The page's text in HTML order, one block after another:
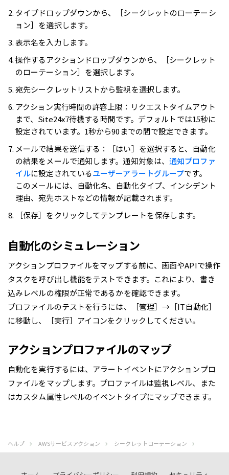
タイプドロップダウンから、［シークレットのローテーシ
ョン］を選択します。
表示名を入力します。
操作するアクションドロップダウンから、［シークレット
のローテーション］を選択します。
宛先シークレットリストから監視を選択します。
アクション実行時間の許容上限：リクエストタイムアウト
まで、Site24x7待機する時間です。デフォルトでは15秒に
設定されています。1秒から90までの間で設定できます。
メールで結果を送信する：［はい］を選択すると、自動化
の結果をメールで通知します。通知対象は、 通知プロファ
イルに設定されているユーザーアラートグループです。
このメールには、自動化名、自動化タイプ、インシデント
理由、宛先ホストなどの情報が記載されます。
［保存］をクリックしてテンプレートを保存します。
自動化のシミュレーション
アクションプロファイルをマップする前に、画面やAPIで操作
タスクを呼び出し機能をテストできます。これにより、書き
込みレベルの権限が正常であるかを確認できます。
プロファイルのテストを行うには、［管理］→［IT自動化］
に移動し、［実行］アイコンをクリックしてください。
アクションプロファイルのマップ
自動化を実行するには、アラートイベントにアクションプロ
ファイルをマップします。プロファイルは監視レベル、また
はカスタム属性レベルのイベントタイプにマップできます。
ヘルプ AWSサービスアクション シークレットローテーション